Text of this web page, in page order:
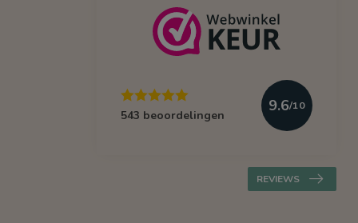
543 beoordelingen
9.6/10
REVIEWS